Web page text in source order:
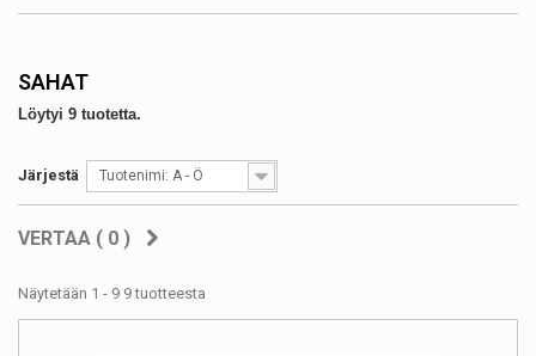
SAHAT
Löytyi 9 tuotetta.
Järjestä Tuotenimi: A - Ö
VERTAA ( 0 )
Näytetään 1 - 9 9 tuotteesta